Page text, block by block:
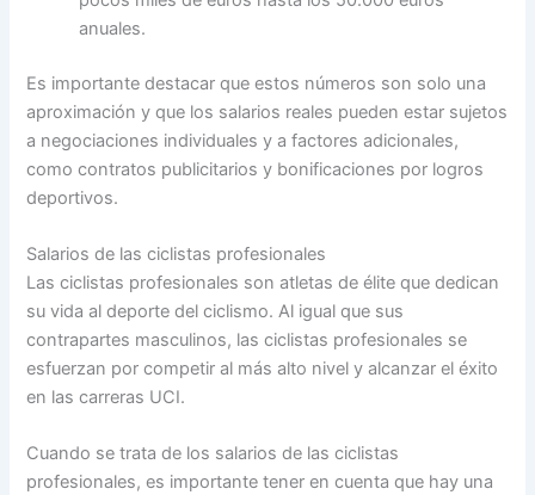
anuales.
Es importante destacar que estos números son solo una
aproximación y que los salarios reales pueden estar sujetos
a negociaciones individuales y a factores adicionales,
como contratos publicitarios y bonificaciones por logros
deportivos.
Salarios de las ciclistas profesionales
Las ciclistas profesionales son atletas de élite que dedican
su vida al deporte del ciclismo. Al igual que sus
contrapartes masculinos, las ciclistas profesionales se
esfuerzan por competir al más alto nivel y alcanzar el éxito
en las carreras UCI.
Cuando se trata de los salarios de las ciclistas
profesionales, es importante tener en cuenta que hay una